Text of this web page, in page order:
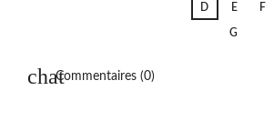
D E F
G
Commentaires (0)